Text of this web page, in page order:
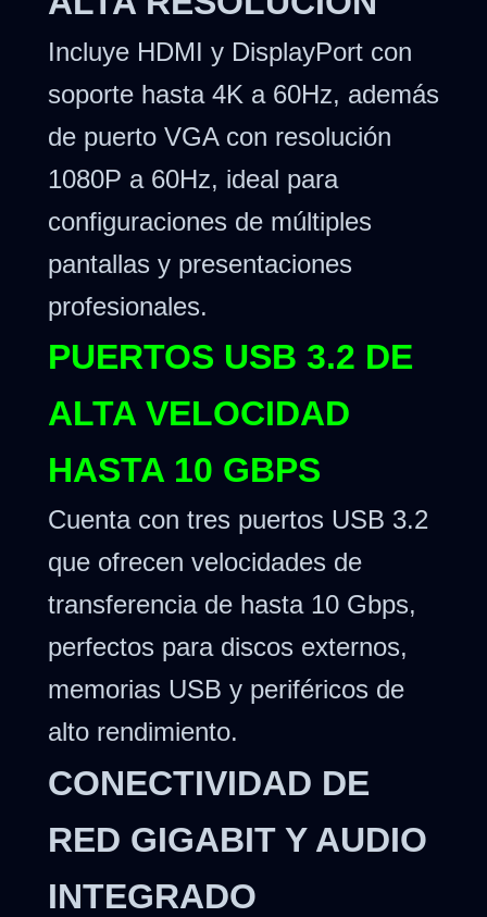
Incluye HDMI y DisplayPort con
soporte hasta 4K a 60Hz, además
de puerto VGA con resolución
1080P a 60Hz, ideal para
configuraciones de múltiples
pantallas y presentaciones
profesionales.
PUERTOS USB 3.2 DE
ALTA VELOCIDAD
HASTA 10 GBPS
Cuenta con tres puertos USB 3.2
que ofrecen velocidades de
transferencia de hasta 10 Gbps,
perfectos para discos externos,
memorias USB y periféricos de
alto rendimiento.
CONECTIVIDAD DE
RED GIGABIT Y AUDIO
INTEGRADO